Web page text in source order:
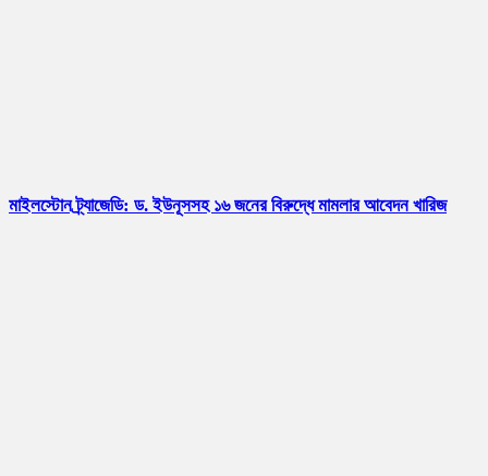
মাইলস্টোন ট্র্যাজেডি: ড. ইউনূসসহ ১৬ জনের বিরুদ্ধে মামলার আবেদন খারিজ